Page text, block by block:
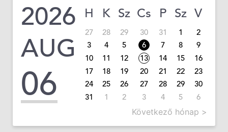
2026
AUG
06
H K Sz Cs P Sz V
27 28 29 30 31 1
2
3
4 5 6 7 8
9
10
11 12 13 14 15
16
17
18 19 20 21 22
23
24
25 26 27 28 29
30
31
1 2 3 4 5 6
Következő hónap >